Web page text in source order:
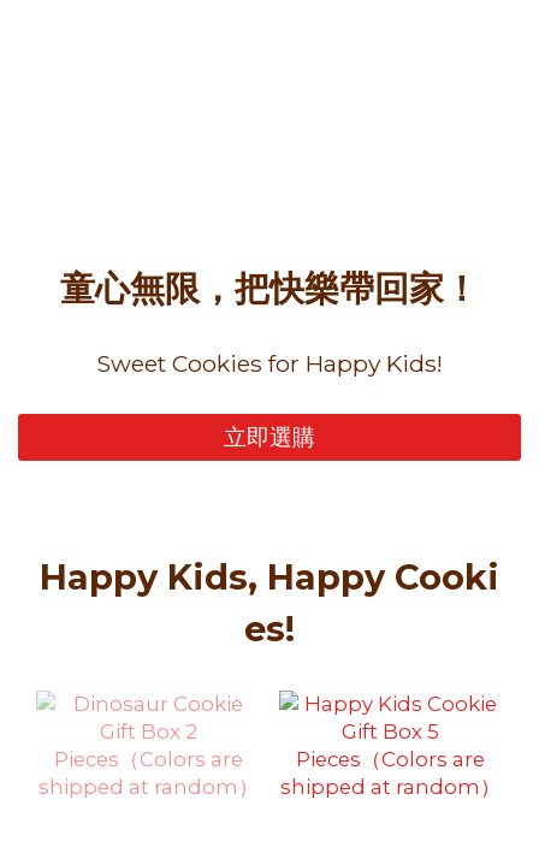
童心無限，把快樂帶回家！
Sweet Cookies for Happy Kids!
立即選購
Happy Kids, Happy Cooki
es!